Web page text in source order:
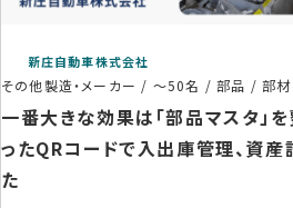
新庄自動車株式会社
その他製造・メーカー / ～50名 /部品 / 部材
一番大きな効果は「部品マスタ」
ったQRコードで入出庫管理、資産
た